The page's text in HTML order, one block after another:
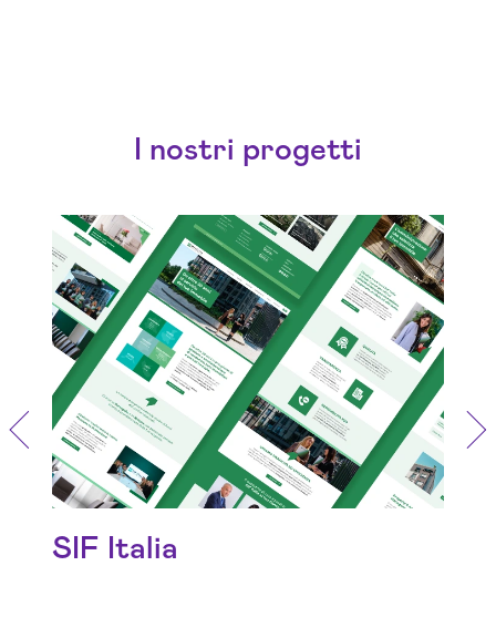
I nostri progetti
Potenziare la presenza online per
una gestione patrimoniale
trasparente ed efficiente
SIF Italia